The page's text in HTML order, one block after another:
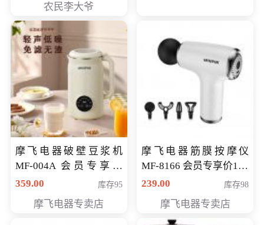
农民李大爷
摩飞电器破壁豆浆机
MF-004A 会员专享价
168元
359.00 库存95
摩飞电器专卖店
摩飞电器筋膜按摩仪
MF-8166 会员专享价168
元
239.00 库存98
摩飞电器专卖店